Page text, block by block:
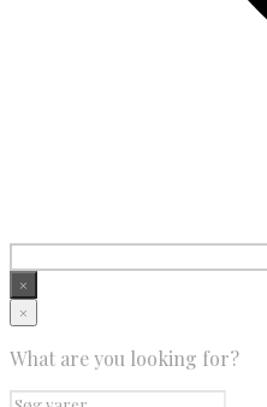
×
×
What are you looking for?